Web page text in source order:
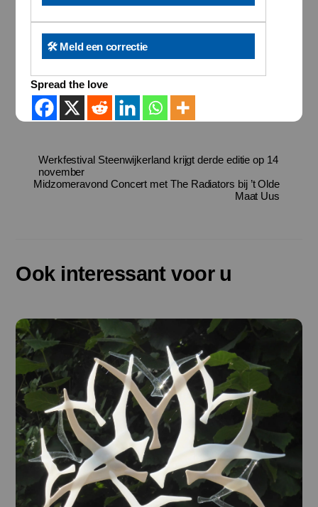
🛠️ Meld een correctie
Spread the love
Werkfestival Steenwijkerland krijgt derde editie op 14
november
Midzomeravond Concert met The Radiators bij ’t Olde
Maat Uus
Ook interessant voor u